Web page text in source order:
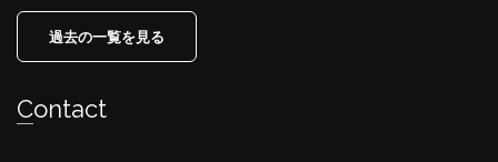
過去の一覧を見る
Contact